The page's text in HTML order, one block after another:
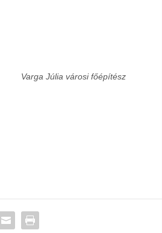
Varga Júlia városi főépítész